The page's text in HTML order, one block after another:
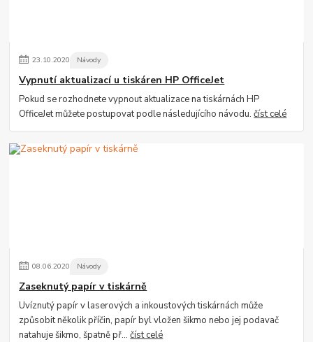
23.10.2020 Návody
Vypnutí aktualizací u tiskáren HP OfficeJet
Pokud se rozhodnete vypnout aktualizace na tiskárnách HP
OfficeJet můžete postupovat podle následujícího návodu.číst celé
08.06.2020 Návody
Zaseknutý papír v tiskárně
Uvíznutý papír v laserových a inkoustových tiskárnách může
způsobit několik příčin, papír byl vložen šikmo nebo jej podavač
natahuje šikmo, špatně př...číst celé